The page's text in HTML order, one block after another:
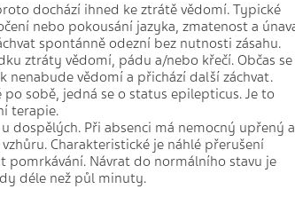
dochází ihned ke ztrátě vědomí. Typické
nebo pokousání jazyka, zmatenost a
spontánně odezní bez nutnosti zásahu.
ztráty vědomí, pádu a/nebo křečí. Občas se
nenabude vědomí a přichází další záchvat.
sobě, jedná se o status epilepticus. Je to
terapie.
dospělých. Při absenci má nemocný upřený a
Charakteristické je náhlé přerušení
pomrkávání. Návrat do normálního stavu je
déle než půl minuty.